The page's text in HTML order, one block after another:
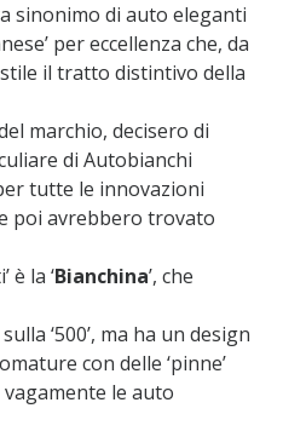
sinonimo di auto eleganti
per eccellenza che, da
il tratto distintivo della
marchio, decisero di
di Autobianchi
tutte le innovazioni
poi avrebbero trovato
è la ‘Bianchina’, che
‘500’, ma ha un design
con delle ‘pinne’
le auto